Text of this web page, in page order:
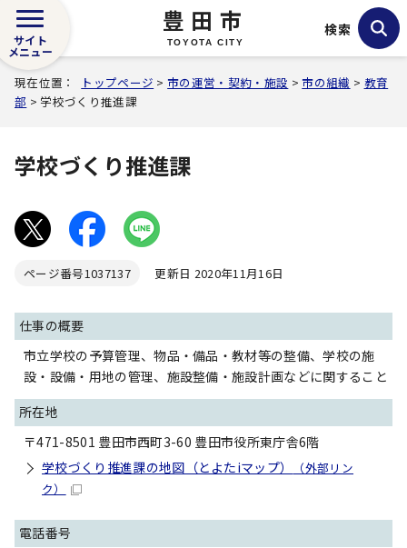
豊田市
TOYOTA CITY
サイト
メニュー
検索
現在位置： トップページ >市の運営・契約・施設 >市の組織 > 教育
部 > 学校づくり推進課
学校づくり推進課
ページ番号1037137 更新日 2020年11月16日
仕事の概要
市立学校の予算管理、物品・備品・教材等の整備、学校の施
設・設備・用地の管理、施設整備・施設計画などに関すること
所在地
〒471-8501 豊田市西町3-60 豊田市役所東庁舎6階
学校づくり推進課の地図（とよたiマップ）
（外部リン
ク）
電話番号